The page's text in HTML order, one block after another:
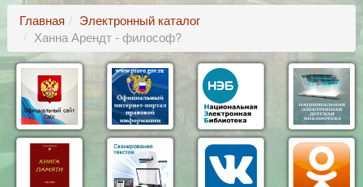
Главная
Электронный каталог
Ханна Арендт - философ?